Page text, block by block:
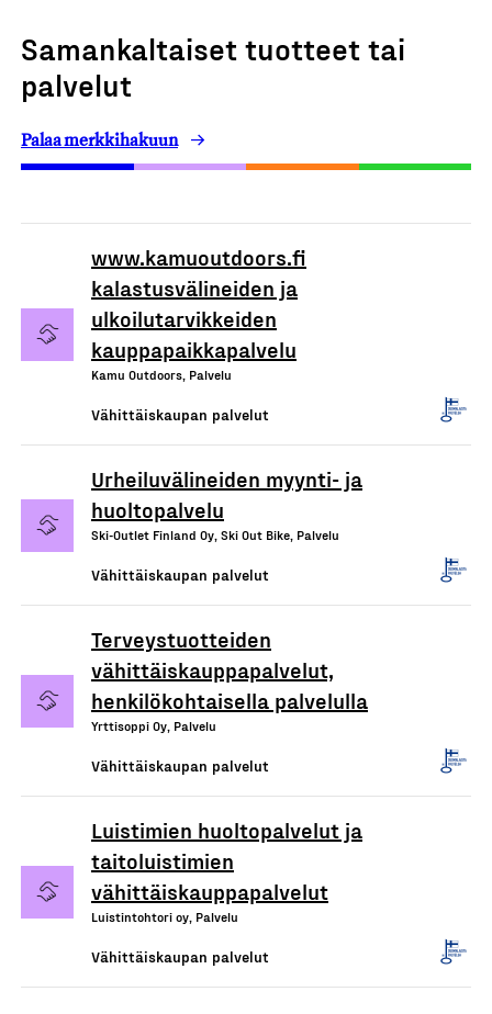
Samankaltaiset tuotteet tai
palvelut
Palaa merkkihakuun
www.kamuoutdoors.fi
kalastusvälineiden ja
ulkoilutarvikkeiden
kauppapaikkapalvelu
Kamu Outdoors, Palvelu
Vähittäiskaupan palvelut
Urheiluvälineiden myynti- ja
huoltopalvelu
Ski-Outlet Finland Oy, Ski Out Bike, Palvelu
Vähittäiskaupan palvelut
Terveystuotteiden
vähittäiskauppapalvelut,
henkilökohtaisella palvelulla
Yrttisoppi Oy, Palvelu
Vähittäiskaupan palvelut
Luistimien huoltopalvelut ja
taitoluistimien
vähittäiskauppapalvelut
Luistintohtori oy, Palvelu
Vähittäiskaupan palvelut